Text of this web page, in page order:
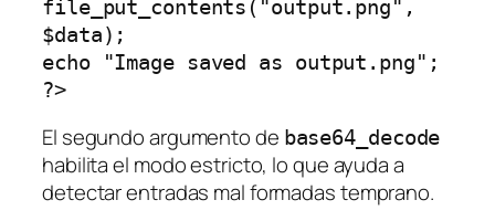
file_put_contents("output.png",
$data);
echo "Image saved as output.png";
?>
El segundo argumento de base64_decode
habilita el modo estricto, lo que ayuda a
detectar entradas mal formadas temprano.